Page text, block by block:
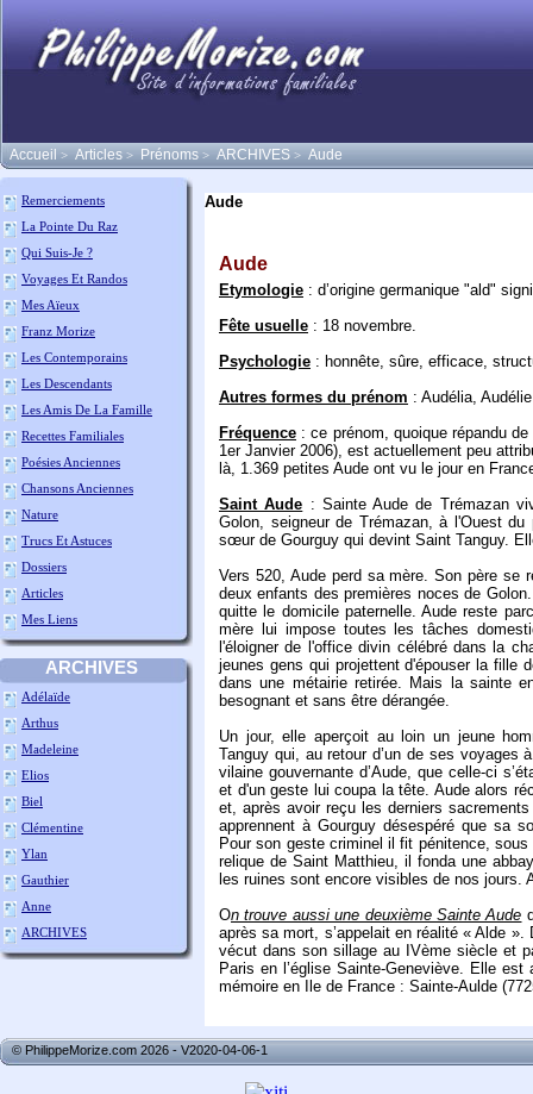
Accueil > Articles > Prénoms > ARCHIVES > Aude
Remerciements
La Pointe Du Raz
Qui Suis-Je ?
Voyages Et Randos
Mes Aïeux
Franz Morize
Les Contemporains
Les Descendants
Les Amis De La Famille
Recettes Familiales
Poésies Anciennes
Chansons Anciennes
Nature
Trucs Et Astuces
Dossiers
Articles
Mes Liens
ARCHIVES
Adélaïde
Arthus
Madeleine
Elios
Biel
Clémentine
Ylan
Gauthier
Anne
ARCHIVES
Aude
Aude
Etymologie : d’origine germanique "ald"
Fête usuelle : 18 novembre.
Psychologie : honnête, sûre, efficace,
Autres formes du prénom : Audélia,
Fréquence : ce prénom, quoique répandu
1er Janvier 2006), est actuellement peu
là, 1.369 petites Aude ont vu le jour en
Saint Aude : Sainte Aude de Trémazan
Golon, seigneur de Trémazan, à l'Ouest
sœur de Gourguy qui devint Saint Tanguy.
Vers 520, Aude perd sa mère. Son père se
deux enfants des premières noces de
quitte le domicile paternelle. Aude reste
mère lui impose toutes les tâches
l'éloigner de l'office divin célébré dans la
jeunes gens qui projettent d'épouser la fille
dans une métairie retirée. Mais la sainte
besognant et sans être dérangée.
Un jour, elle aperçoit au loin un jeune
Tanguy qui, au retour d’un de ses voyages
vilaine gouvernante d’Aude, que celle-ci
et d'un geste lui coupa la tête. Aude alors
et, après avoir reçu les derniers
apprennent à Gourguy désespéré que sa
Pour son geste criminel il fit pénitence,
relique de Saint Matthieu, il fonda une
les ruines sont encore visibles de nos jours.
On trouve aussi une deuxième Sainte Aude
après sa mort, s’appelait en réalité « Alde
vécut dans son sillage au IVème siècle et
Paris en l’église Sainte-Geneviève. Elle
mémoire en Ile de France : Sainte-Aulde
© PhilippeMorize.com 2026 - V2020-04-06-1